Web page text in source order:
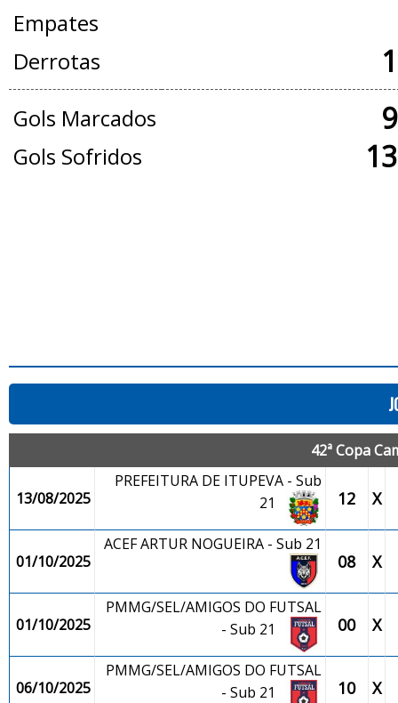
Empates
Derrotas
Gols Marcados
Gols Sofridos
42ª Copa
13/08/2025
PREFEITURA DE ITUPEVA - Sub
21
12 X
01/10/2025
ACEF ARTUR NOGUEIRA - Sub 21
08 X
01/10/2025
PMMG/SEL/AMIGOS DO FUTSAL
- Sub 21
00 X
06/10/2025
PMMG/SEL/AMIGOS DO FUTSAL
- Sub 21
10 X